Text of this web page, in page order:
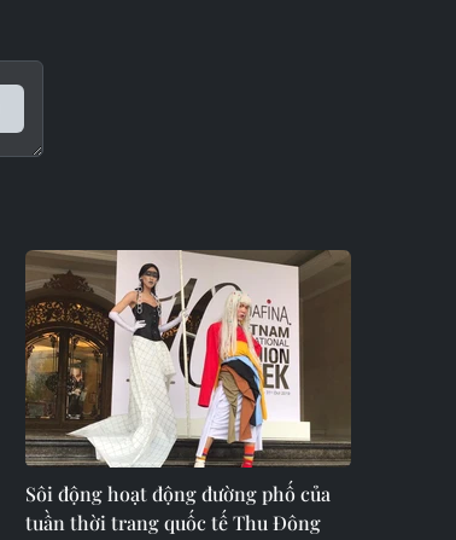
Sôi động hoạt động đường phố của
tuần thời trang quốc tế Thu Đông